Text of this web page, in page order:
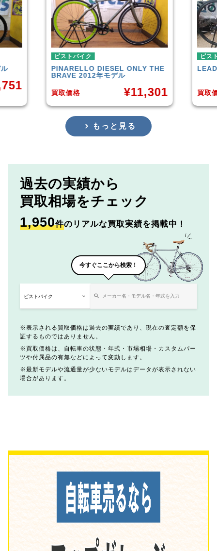
ピストバイク
LEADER721TR 2023年モデル
買取価格
¥42,000
ピス
FUJI
買取
もっと見る
過去の実績から
買取相場をチェック
1,950件のリアルな買取実績を掲載中！
今すぐここから検索！
表示される買取価格は過去の実績であり、現在の査定額を保
証するものではありません。
買取価格は、自転車の状態・年式・市場相場・カスタムパー
ツや付属品の有無などによって変動します。
最新モデルや流通量が少ないモデルはデータが表示されない
場合があります。